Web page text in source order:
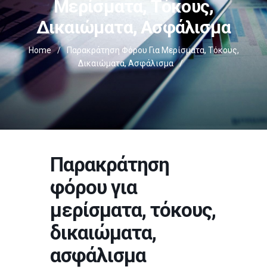
Μερίσματα, Τόκους,
Δικαιώματα, Ασφάλισμα
Home /
Παρακράτηση Φόρου Για Μερίσματα, Τόκους,
Δικαιώματα, Ασφάλισμα
/
Παρακράτηση
φόρου για
μερίσματα, τόκους,
δικαιώματα,
ασφάλισμα